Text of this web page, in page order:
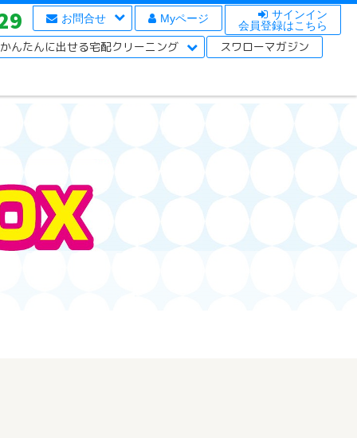
かんたんに出せる宅配クリーニング スワローマガジン
お問合せ Myページ
サインイン
会員登録はこちら